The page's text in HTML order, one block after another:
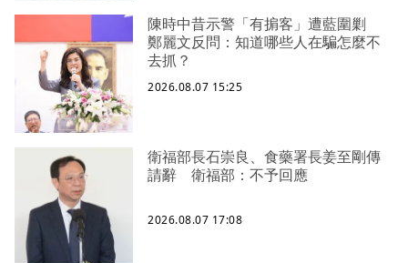
陳時中昔示警「有掮客」遭藍圍剿
鄭麗文反問：知道哪些人在騙怎麼不
去抓？
2026.08.07 15:25
衛福部長石崇良、食藥署長姜至剛傳
請辭 衛福部：不予回應
2026.08.07 17:08